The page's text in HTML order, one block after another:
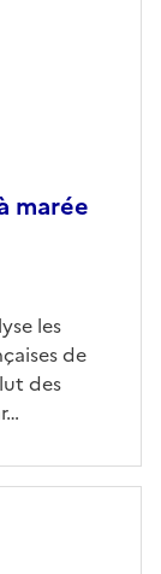
marée
les
de
des